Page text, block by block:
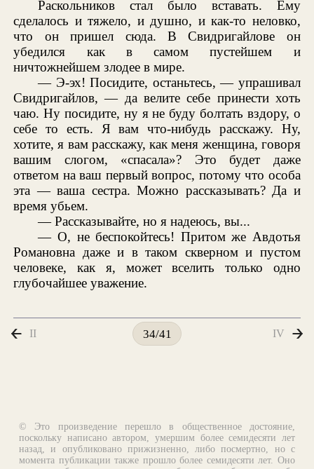
Раскольников стал было вставать. Ему
сделалось и тяжело, и душно, и как-то неловко,
что он пришел сюда. В Свидригайлове он
убедился как в самом пустейшем и
ничтожнейшем злодее в мире.
— Э-эх! Посидите, останьтесь, — упрашивал
Свидригайлов, — да велите себе принести хоть
чаю. Ну посидите, ну я не буду болтать вздору, о
себе то есть. Я вам что-нибудь расскажу. Ну,
хотите, я вам расскажу, как меня женщина, говоря
вашим слогом, «спасала»? Это будет даже
ответом на ваш первый вопрос, потому что особа
эта — ваша сестра. Можно рассказывать? Да и
время убьем.
— Рассказывайте, но я надеюсь, вы...
— О, не беспокойтесь! Притом же Авдотья
Романовна даже и в таком скверном и пустом
человеке, как я, может вселить только одно
глубочайшее уважение.
II 34/41 IV
© Это произведение перешло в общественное достояние,
поскольку написано автором, умершим более семидесяти лет
назад, и опубликовано прижизненно, либо посмертно, но с
момента публикации также прошло более семидесяти лет. Оно